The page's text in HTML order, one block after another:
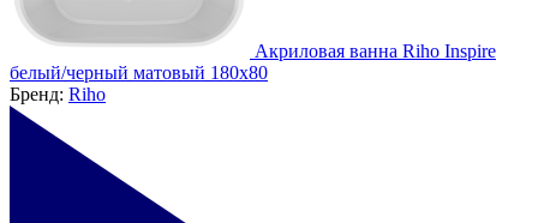
Акриловая ванна Riho Inspire
белый/черный матовый 180х80
Бренд: Riho